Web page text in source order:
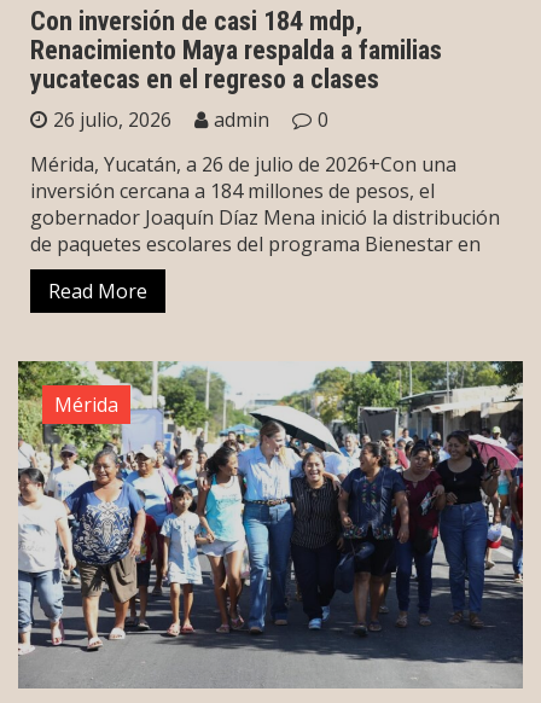
Con inversión de casi 184 mdp,
Renacimiento Maya respalda a familias
yucatecas en el regreso a clases
26 julio, 2026 admin
0
Mérida, Yucatán, a 26 de julio de 2026+Con una
inversión cercana a 184 millones de pesos, el
gobernador Joaquín Díaz Mena inició la distribución
de paquetes escolares del programa Bienestar en
Read More
Mérida